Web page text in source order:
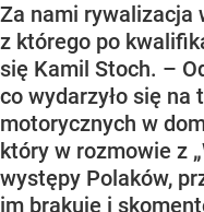
Za nami rywalizacja
z którego po
się Kamil Stoch. –
co wydarzyło się na
motorycznych w
który w rozmowie z
występy Polaków,
im brakuje i